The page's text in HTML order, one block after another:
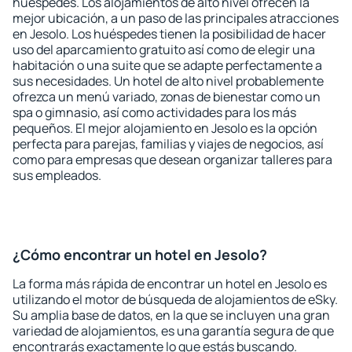
mejor ubicación, a un paso de las principales atracciones
en Jesolo. Los huéspedes tienen la posibilidad de hacer
uso del aparcamiento gratuito así como de elegir una
habitación o una suite que se adapte perfectamente a
sus necesidades. Un hotel de alto nivel probablemente
ofrezca un menú variado, zonas de bienestar como un
spa o gimnasio, así como actividades para los más
pequeños. El mejor alojamiento en Jesolo es la opción
perfecta para parejas, familias y viajes de negocios, así
como para empresas que desean organizar talleres para
sus empleados.
¿Cómo encontrar un hotel en Jesolo?
La forma más rápida de encontrar un hotel en Jesolo es
utilizando el motor de búsqueda de alojamientos de eSky.
Su amplia base de datos, en la que se incluyen una gran
variedad de alojamientos, es una garantía segura de que
encontrarás exactamente lo que estás buscando.